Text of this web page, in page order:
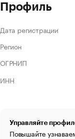
Профиль
Дата регистрации
Регион
ОГРНИП
ИНН
Управляйте
Повышайте